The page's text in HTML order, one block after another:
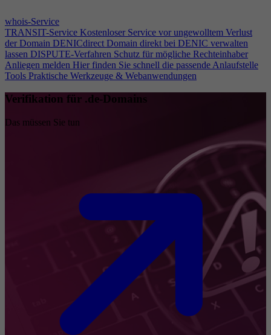
whois-Service
TRANSIT-Service Kostenloser Service vor ungewolltem Verlust
der Domain DENICdirect Domain direkt bei DENIC verwalten
lassen DISPUTE-Verfahren Schutz für mögliche Rechteinhaber
Anliegen melden Hier finden Sie schnell die passende Anlaufstelle
Tools Praktische Werkzeuge & Webanwendungen
Verifikation für .de-Domains
Das müssen Sie tun